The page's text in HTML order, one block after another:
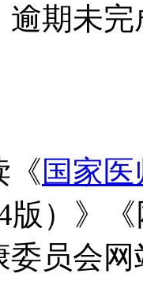
期未
《国家
版）》
委员会网